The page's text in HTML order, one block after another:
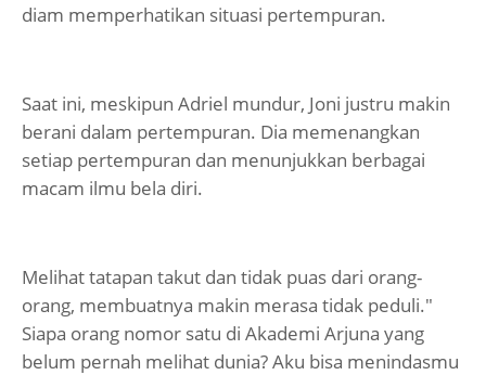
diam memperhatikan situasi pertempuran.
Saat ini, meskipun Adriel mundur, Joni justru makin
berani dalam pertempuran. Dia memenangkan
setiap pertempuran dan menunjukkan berbagai
macam ilmu bela diri.
Melihat tatapan takut dan tidak puas dari orang-
orang, membuatnya makin merasa tidak peduli."
Siapa orang nomor satu di Akademi Arjuna yang
belum pernah melihat dunia? Aku bisa menindasmu